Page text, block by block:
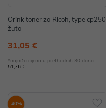
Orink toner za Ricoh, type cp250,
žuta
31,05 €
*najniža cijena u prethodnih 30 dana
51,76 €
-40%